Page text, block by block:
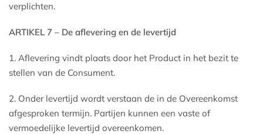
verplichten.
ARTIKEL 7 – De aflevering en de levertijd
1. Aflevering vindt plaats door het Product in het bezit te
stellen van de Consument.
2. Onder levertijd wordt verstaan de in de Overeenkomst
afgesproken termijn. Partijen kunnen een vaste of
vermoedelijke levertijd overeenkomen.